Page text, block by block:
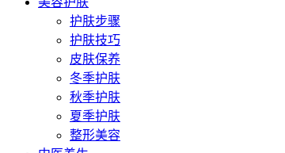
护肤步骤
护肤技巧
皮肤保养
冬季护肤
秋季护肤
夏季护肤
整形美容